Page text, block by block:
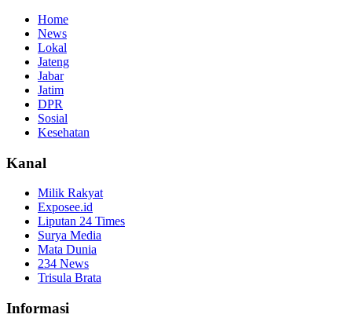
Home
News
Lokal
Jateng
Jabar
Jatim
DPR
Sosial
Kesehatan
Kanal
Milik Rakyat
Exposee.id
Liputan 24 Times
Surya Media
Mata Dunia
234 News
Trisula Brata
Informasi